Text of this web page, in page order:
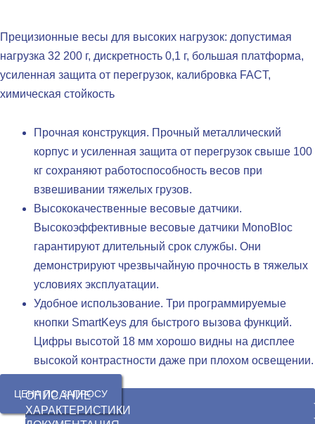
Прецизионные весы для высоких нагрузок: допустимая
нагрузка 32 200 г, дискретность 0,1 г, большая платформа,
усиленная защита от перегрузок, калибровка FACT,
химическая стойкость
Прочная конструкция. Прочный металлический
корпус и усиленная защита от перегрузок свыше 100
кг сохраняют работоспособность весов при
взвешивании тяжелых грузов.
Высококачественные весовые датчики.
Высокоэффективные весовые датчики MonoBloc
гарантируют длительный срок службы. Они
демонстрируют чрезвычайную прочность в тяжелых
условиях эксплуатации.
Удобное использование. Три программируемые
кнопки SmartKeys для быстрого вызова функций.
Цифры высотой 18 мм хорошо видны на дисплее
высокой контрастности даже при плохом освещении.
ЦЕНА ПО ЗАПРОСУ
ОПИСАНИЕ
ХАРАКТЕРИСТИКИ